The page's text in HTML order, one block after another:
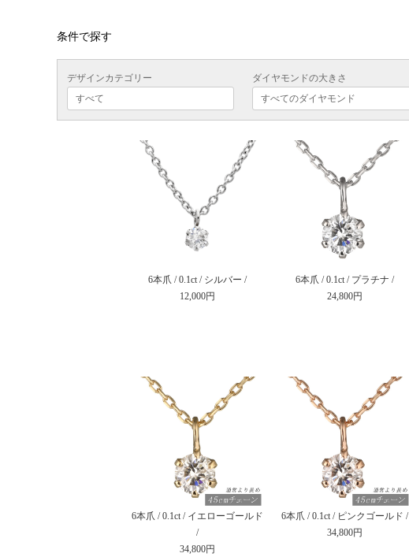
条件で探す
デザインカテゴリー ダイヤモンドの大きさ
6本爪 / 0.1ct / シルバー /
12,000円
6本爪 / 0.1ct / プラチナ /
24,800円
6本爪 / 0.1ct / イエローゴールド
/
34,800円
6本爪 / 0.1ct / ピンクゴールド /
34,800円